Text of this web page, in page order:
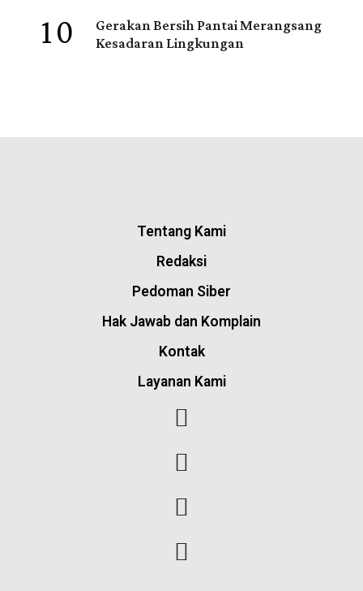
10 Gerakan Bersih Pantai Merangsang
Kesadaran Lingkungan
Tentang Kami
Redaksi
Pedoman Siber
Hak Jawab dan Komplain
Kontak
Layanan Kami